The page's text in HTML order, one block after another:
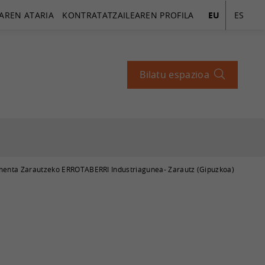
ATARIA KONTRATATZAILEAREN PROFILA EU ES
Bilatu espazioa
Zarautzeko ERROTABERRI Industriagunea- Zarautz (Gipuzkoa)